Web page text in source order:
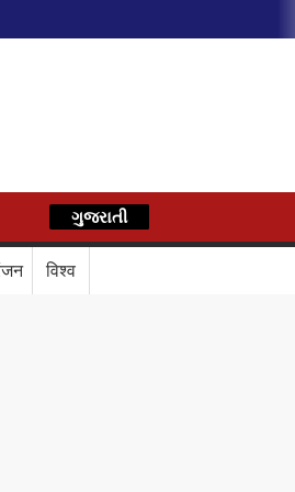
स्पेशल ट्रेन का मार्ग बदला
आवंटन विवाद पर सरकार का जवाब
हिन्दी
ગુજરાતી
विश्व